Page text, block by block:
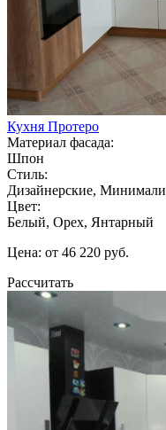
Кухня Протеро
Материал фасада:
Шпон
Стиль:
Дизайнерские,
Цвет:
Белый, Орех, Янтарный
Цена: от 46 220 руб.
Рассчитать